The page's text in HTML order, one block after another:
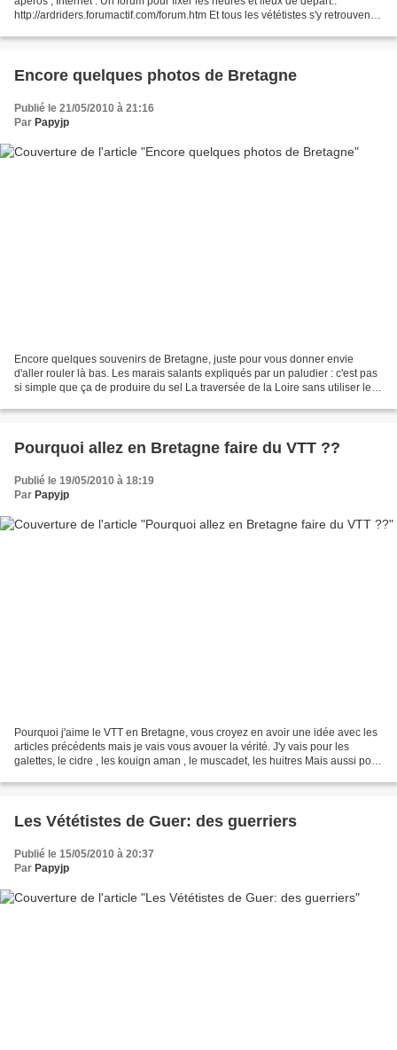
http://ardriders.forumactif.com/forum.htm Et tous les vététistes s'y retrouvent :
Encore quelques photos de Bretagne
Publié le 21/05/2010 à 21:16
Par Papyjp
Encore quelques souvenirs de Bretagne, juste pour vous donner envie
d'aller rouler là bas. Les marais salants expliqués par un paludier : c'est pas
si simple que ça de produire du sel La traversée de la Loire sans utiliser les
Pourquoi allez en Bretagne faire du VTT ??
Publié le 19/05/2010 à 18:19
Par Papyjp
Pourquoi j'aime le VTT en Bretagne, vous croyez en avoir une idée avec les
articles précédents mais je vais vous avouer la vérité. J'y vais pour les
galettes, le cidre , les kouign aman , le muscadet, les huitres Mais aussi pour
Les Vététistes de Guer: des guerriers
Publié le 15/05/2010 à 20:37
Par Papyjp